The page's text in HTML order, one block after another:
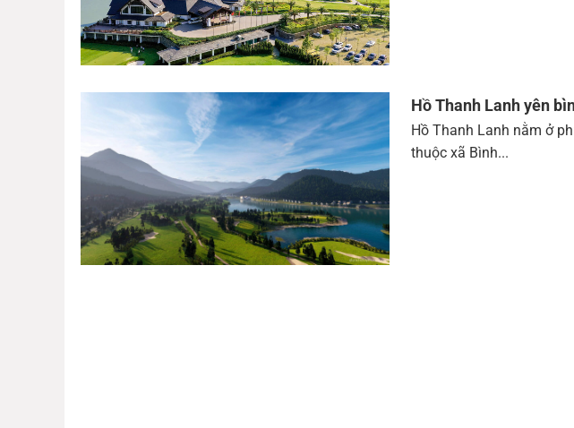
Hồ Thanh Lanh yên
Hồ Thanh Lanh nằm ở
thuộc xã Bình...